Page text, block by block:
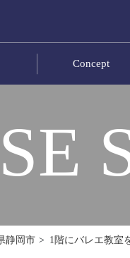
Concept
静岡市 1階にバレエ教室
お問い合わせ